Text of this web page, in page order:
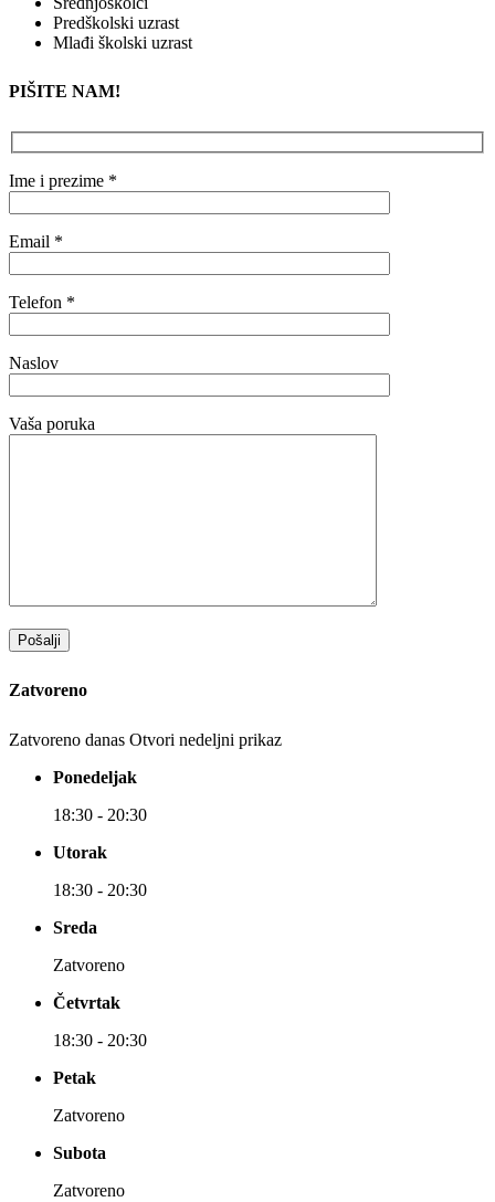
Predškolski uzrast
Mlađi školski uzrast
PIŠITE NAM!
Ime i prezime *
Email *
Telefon *
Naslov
Vaša poruka
Zatvoreno
Zatvoreno danas Otvori nedeljni prikaz
Ponedeljak
18:30 - 20:30
Utorak
18:30 - 20:30
Sreda
Zatvoreno
Četvrtak
18:30 - 20:30
Petak
Zatvoreno
Subota
Zatvoreno